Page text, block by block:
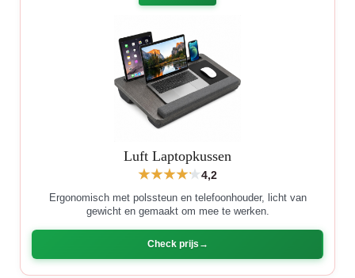
Luft Laptopkussen
4,2
Ergonomisch met polssteun en telefoonhouder, licht van
gewicht en gemaakt om mee te werken.
Check prijs